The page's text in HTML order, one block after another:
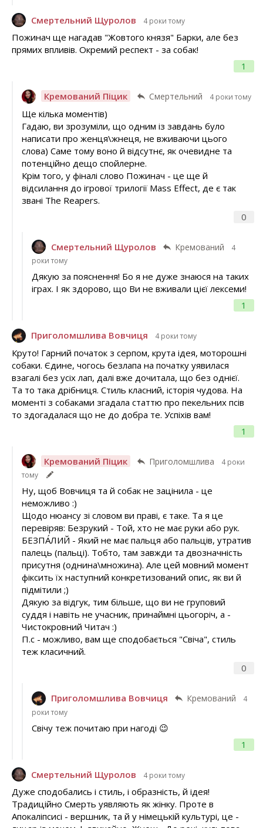
Смертельний Щуролов 4 роки тому
1
Пожинач ще нагадав "Жовтого князя" Барки, але без
прямих впливів. Окремий респект - за собак!
Кремований Піцик Смертельний 4 роки тому
0
Ще кілька моментів)
Гадаю, ви зрозуміли, що одним із завдань було
написати про женця\жнеця, не вживаючи цього
слова) Саме тому воно й відсутнє, як очевидне та
потенційно дещо спойлерне.
Крім того, у фіналі слово Пожинач - це ще й
відсилання до ігрової трилогії Mass Effect, де є так
звані The Reapers.
Смертельний Щуролов Кремований
4
роки тому
1
Дякую за пояснення! Бо я не дуже знаюся на таких
іграх. І як здорово, що Ви не вживали цієї лексеми!
Приголомшлива Вовчиця 4 роки тому
1
Круто! Гарний початок з серпом, крута ідея, моторошні
собаки. Єдине, чогось безлапа на початку уявилася
взагалі без усіх лап, далі вже дочитала, що без однієї.
Та то така дрібниця. Стиль класний, історія чудова. На
моменті з собаками згадала статтю про пекельних псів
то здогадалася що не до добра те. Успіхів вам!
Кремований Піцик Приголомшлива
4 роки
тому
0
Ну, щоб Вовчиця та й собак не зацінила - це
неможливо :)
Щодо нюансу зі словом ви праві, є таке. Та я це
перевіряв: Безрукий - Той, хто не має руки або рук.
БЕЗПА́ЛИЙ - Який не має пальця або пальців, утратив
палець (пальці). Тобто, там завжди та двозначність
присутня (однина\множина). Але цей мовний момент
фіксить їх наступний конкретизований опис, як ви й
підмітили ;)
Дякую за відгук, тим більше, що ви не груповий
суддя і навіть не учасник, принаймні цьогоріч, а -
Чистокровний Читач :)
П.с - можливо, вам ще сподобається "Свіча", стиль
теж класичний.
Приголомшлива Вовчиця Кремований
4
роки тому
1
Свічу теж почитаю при нагоді 😉
Смертельний Щуролов 4 роки тому
Дуже сподобались і стиль, і образність, й ідея!
Традиційно Смерть уявляють як жінку. Проте в
Апокаліпсисі - вершник, та й у німецькій культурі, це -